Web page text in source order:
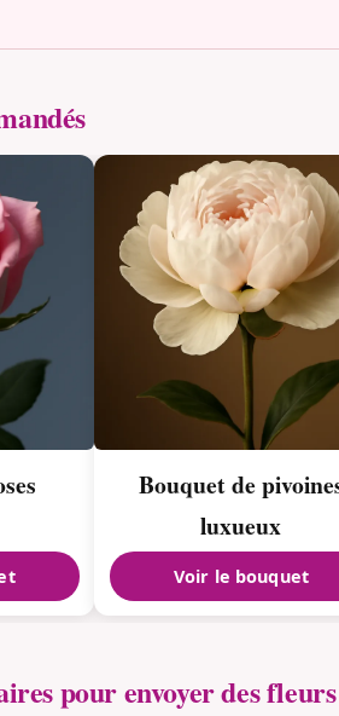
Bouquet de
luxueux
Voir le bouquet
pour envoyer des fleurs